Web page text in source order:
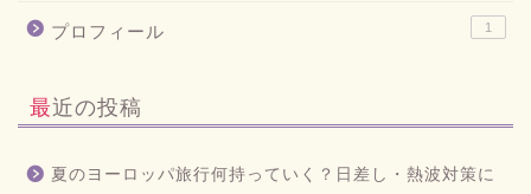
プロフィール 1
最近の投稿
夏のヨーロッパ旅行何持っていく？日差し・熱波対策に
プライバシーポリシー